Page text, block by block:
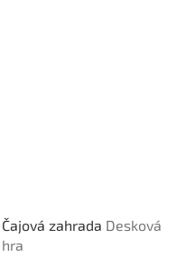
Čajová zahrada Desková
hra